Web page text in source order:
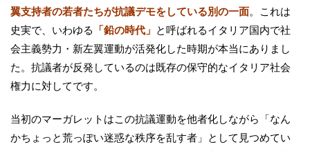
翼支持者の若者たちが抗議デモをしている別の一面。これは
史実で、いわゆる
「鉛の時代」 と呼ばれるイタリア国内で社
会主義勢力・新左翼運動が活発化した時期が本当にありまし
た。抗議者が反発しているのは既存の保守的なイタリア社会
権力に対してです。
当初のマーガレットはこの抗議運動を他者化しながら「なん
かちょっと荒っぽい迷惑な秩序を乱す者」として見つめてい